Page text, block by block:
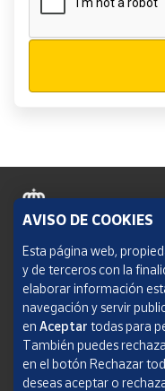
Política de cookies
Aviso legal
Condiciones del servicio
Política de Privacidad Web
AVISO DE COOKIES
Esta página web,
y de terceros con la
elaborar información
navegación y servir
en Aceptar todas para
También puedes
en el botón Rechazar
deseas aceptar o